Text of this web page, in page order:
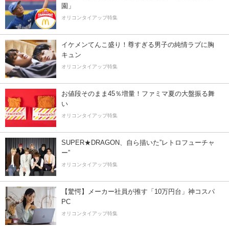
園」
オリコンタイアップ特集
イケメンてんこ盛り！尊すぎる男子の純情ラブに胸
キュン
オリコンタイアップ特集
お値段そのまま45％増量！ファミマ夏の大盤振る舞
い
オリコンタイアップ特集
SUPER★DRAGON、自ら描いた”レトロフューチャ
ー”
オリコンタイアップ特集
【驚愕】メーカー社員が推す「10万円台」神コスパ
PC
オリコンタイアップ特集